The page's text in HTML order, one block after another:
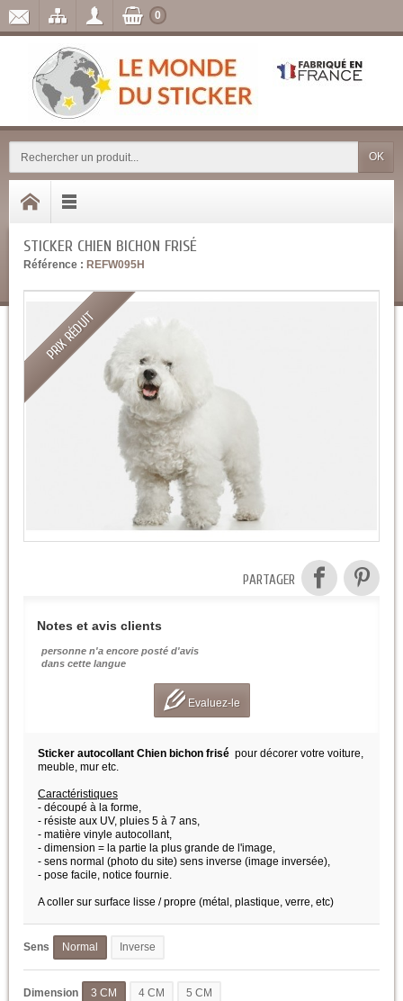
OK
0
STICKER CHIEN BICHON FRISÉ
Référence : REFW095H
PRIX RÉDUIT
PARTAGER
Notes et avis clients
personne n'a encore posté d'avis
dans cette langue
Evaluez-le
Sticker autocollant Chien bichon frisé pour décorer votre voiture,
meuble, mur etc.
Caractéristiques
- découpé à la forme,
- résiste aux UV, pluies 5 à 7 ans,
- matière vinyle autocollant,
- dimension = la partie la plus grande de l'image,
- sens normal (photo du site) sens inverse (image inversée),
- pose facile, notice fournie.
A coller sur surface lisse / propre (métal, plastique, verre, etc)
Sens Normal Inverse
Dimension 3 CM 4 CM 5 CM